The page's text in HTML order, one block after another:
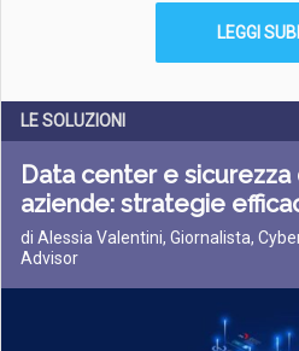
LEGGI
LE SOLUZIONI
Data center e
aziende: strategie
di Alessia Valentini, Giornalista,
Advisor